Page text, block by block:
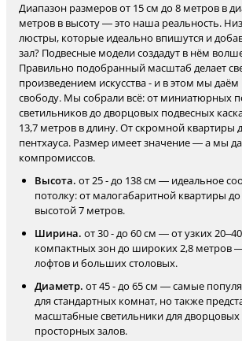
Диапазон размеров от 15 см до 8 метров в
метров в высоту — это наша реальность.
люстры, которые идеально впишутся и
зал? Подвесные модели создадут в нём
Правильно подобранный масштаб делает
произведением искусства - и в этом мы
свободу. Мы собрали всё: от миниатюрных
светильников до дворцовых подвесных
13,7 метров в длину. От скромной квартиры
пентхауса. Размер имеет значение — а мы
компромиссов.
Высота. от 25 - до 138 см — идеальное
потолку: от малогабаритной квартиры до
высотой 7 метров.
Ширина. от 30 - до 60 см — от узких
компактных зон до широких 2,8 метров
лофтов и больших столовых.
Диаметр. от 45 - до 65 см — самые
для стандартных комнат, но также
масштабные светильники для
просторных залов.